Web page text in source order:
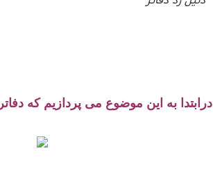
درابتدا به این موضوع می پردازیم که